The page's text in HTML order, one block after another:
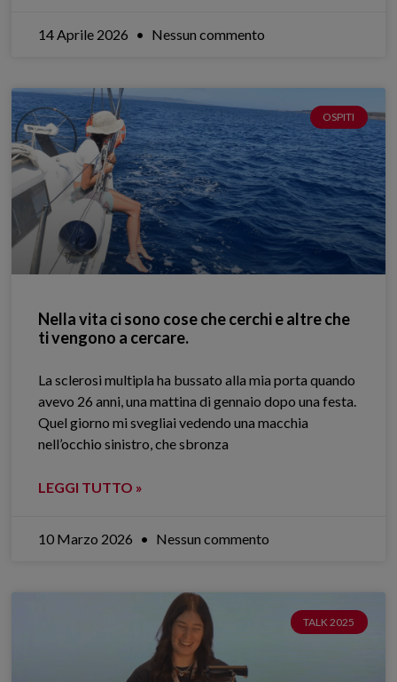
14 Aprile 2026 Nessun commento
OSPITI
Nella vita ci sono cose che cerchi e altre che
ti vengono a cercare.
La sclerosi multipla ha bussato alla mia porta quando
avevo 26 anni, una mattina di gennaio dopo una festa.
Quel giorno mi svegliai vedendo una macchia
nell’occhio sinistro, che sbronza
LEGGI TUTTO »
10 Marzo 2026 Nessun commento
TALK 2025